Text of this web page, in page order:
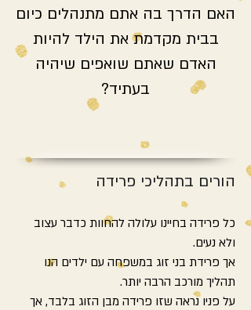
האם הדרך בה אתם מתנהלים כיום
בבית מקדמת את הילד להיות
האדם שאתם שואפים שיהיה
בעתיד?
הורים בתהליכי פרידה
כל פרידה בחיינו עלולה להחוות כדבר עצוב
ולא נעים.
אך פרידת בני זוג במשפחה עם ילדים הנו
תהליך מורכב הרבה יותר.
על פניו נראה שזו פרידה מבן הזוג בלבד, אך